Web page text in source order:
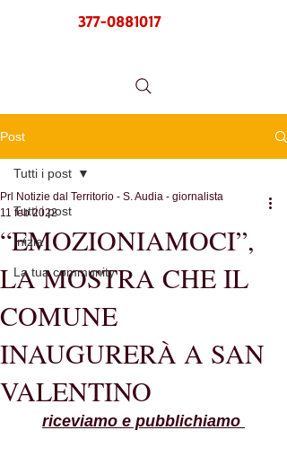
377-0881017
Post
Tutti i post
Inizia
La tua community
Tutti i post
“EMOZIONIAMOCI”,
LA MOSTRA CHE IL
COMUNE
INAUGURERÀ A SAN
VALENTINO
Prl Notizie dal Territorio - S. Audia - giornalista
11 feb 2022
riceviamo e pubblichiamo